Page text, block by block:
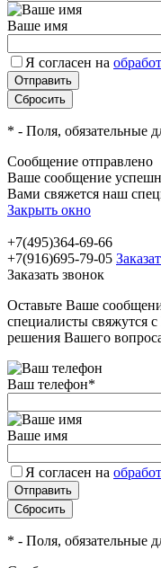
Ваше имя
Я согласен на
* - Поля, обязательные
Сообщение отправлено
Ваше сообщение
Вами свяжется наш
Закрыть окно
+7(495)364-69-66
+7(916)695-79-05
Заказать звонок
Оставьте Ваше
специалисты свяжутся
решения Вашего
Ваш телефон*
Ваше имя
Я согласен на
* - Поля, обязательные